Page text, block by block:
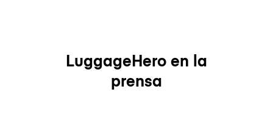
LuggageHero en la
prensa